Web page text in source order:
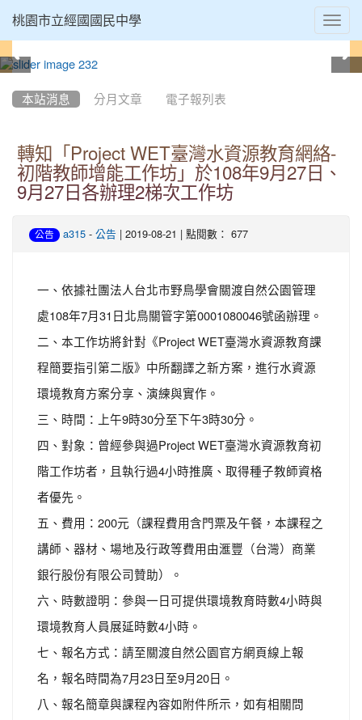
桃園市立經國國民中學
本站消息 分月文章 電子報列表
轉知「Project WET臺灣水資源教育網絡-
初階教師增能工作坊」於108年9月27日、
9月27日各辦理2梯次工作坊
公告 a315 - 公告 | 2019-08-21 | 點閱數： 677
一、依據社團法人台北市野鳥學會關渡自然公園管理
處108年7月31日北鳥關管字第0001080046號函辦理。
二、本工作坊將針對《Project WET臺灣水資源教育課
程簡要指引第二版》中所翻譯之新方案，進行水資源
環境教育方案分享、演練與實作。
三、時間：上午9時30分至下午3時30分。
四、對象：曾經參與過Project WET臺灣水資源教育初
階工作坊者，且執行過4小時推廣、取得種子教師資格
者優先。
五、費用：200元（課程費用含門票及午餐，本課程之
講師、器材、場地及行政等費用由滙豐（台灣）商業
銀行股份有限公司贊助）。
六、時數證明：參與一日可提供環境教育時數4小時與
環境教育人員展延時數4小時。
七、報名方式：請至關渡自然公園官方網頁線上報
名，報名時間為7月23日至9月20日。
八、報名簡章與課程內容如附件所示，如有相關問